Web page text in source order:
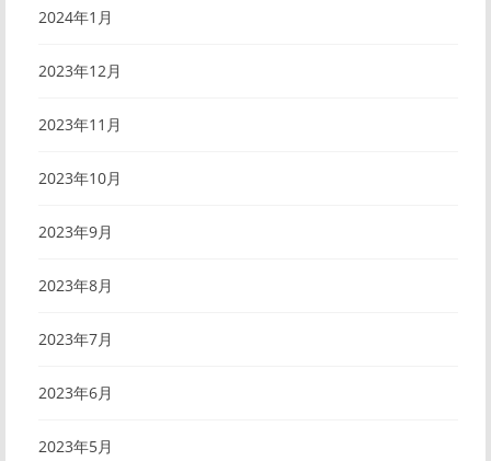
2024年1月
2023年12月
2023年11月
2023年10月
2023年9月
2023年8月
2023年7月
2023年6月
2023年5月